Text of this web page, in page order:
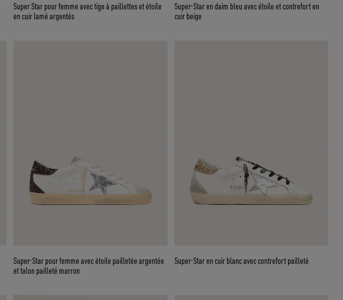
Super Star pour femme avec tige à paillettes et étoile
en cuir lamé argentés
Super-Star en daim bleu avec étoile et contrefort en
cuir beige
Super-Star pour femme avec étoile pailletée argentée
et talon pailleté marron
Super-Star en cuir blanc avec contrefort pailleté